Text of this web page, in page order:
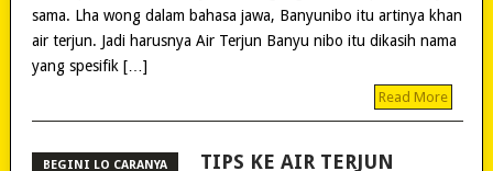
sama. Lha wong dalam bahasa jawa, Banyunibo itu artinya khan
air terjun. Jadi harusnya Air Terjun Banyu nibo itu dikasih nama
yang spesifik […]
Read More
BEGINI LO CARANYA
TIPS KE AIR TERJUN